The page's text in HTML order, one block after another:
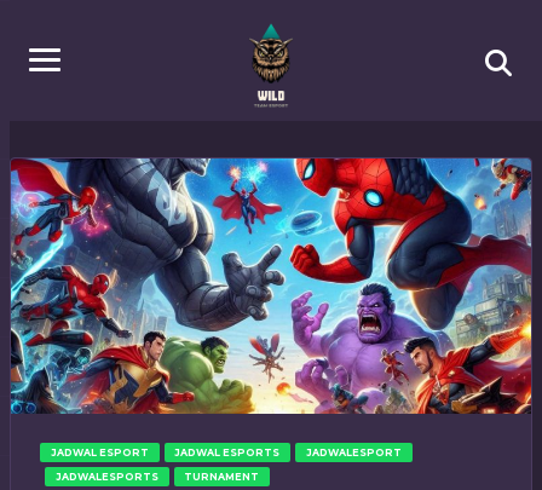
JADWAL ESPORT JADWAL ESPORTS
JADWALESPORT
JADWALESPORTS
TURNAMENT